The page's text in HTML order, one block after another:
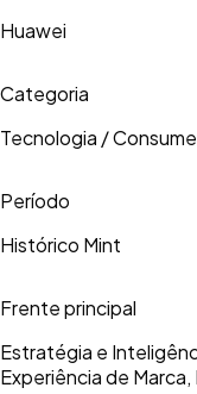
Huawei
Categoria
Tecnologia /
Período
Histórico Mint
Frente principal
Estratégia e
Experiência de